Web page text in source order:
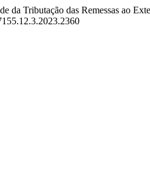
Tributação das Remessas ao